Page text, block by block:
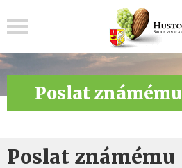
Poslat známému
Poslat známému